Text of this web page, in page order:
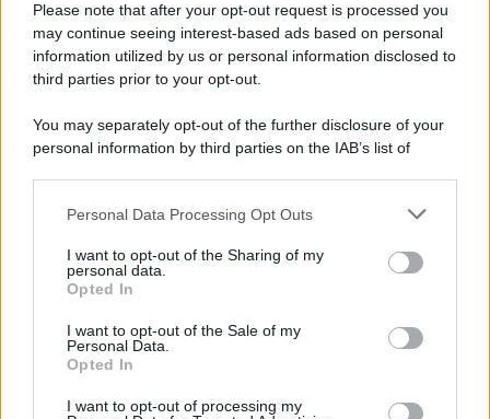
Please note that after your opt-out request is processed you
may continue seeing interest-based ads based on personal
information utilized by us or personal information disclosed to
third parties prior to your opt-out.
You may separately opt-out of the further disclosure of your
personal information by third parties on the IAB’s list of
This information may also be disclosed by us to third parties
disclose it to other third parties.
Please note that this website/app uses one or more Google
services and may gather and store information including but
not limited to your visit or usage behaviour. You may click to
grant or deny consent to Google and its third-party tags to
Personal Data Processing Opt Outs
I want to opt-out of the Sharing of my
personal data.
Opted In
I want to opt-out of the Sale of my
Personal Data.
Opted In
I want to opt-out of processing my